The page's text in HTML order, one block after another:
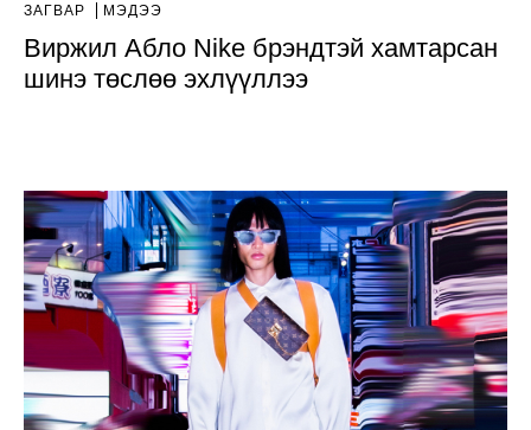
ЗАГВАР МЭДЭЭ
Виржил Абло Nike брэндтэй хамтарсан
шинэ төслөө эхлүүллээ